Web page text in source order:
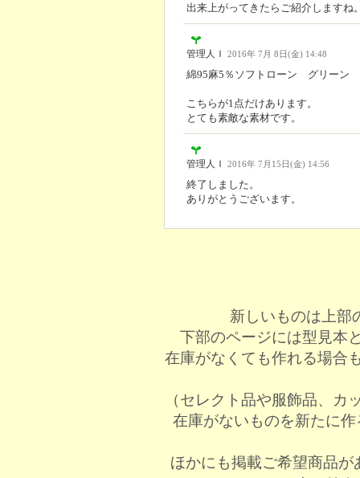
出来上がってきたらご紹介しますね
管理人Ｉ 2016年 7月 8日(金) 14:48
綿95麻5％ソフトローン グリーン
こちらが1点だけあります。
とても素敵な素材です。
管理人Ｉ 2016年 7月15日(金) 14:56
終了しました。
ありがとうございます。
新しいものは上部
下部のページには型見本
在庫がなくても作れる場合
（セレクト品や服飾品、
在庫がないものを新たに
ほかにも掲載ご希望商品が